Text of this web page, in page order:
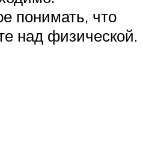
понимать, что
над физической.